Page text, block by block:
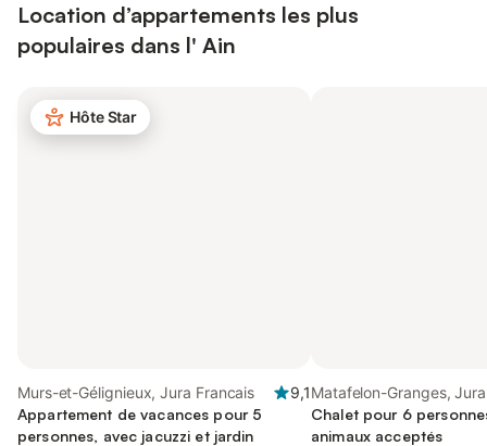
Location d’appartements les plus
populaires dans l' Ain
Hôte Star
Murs-et-Gélignieux, Jura Francais
9,1
Appartement de vacances pour 5
personnes, avec jacuzzi et jardin
Matafelon-Granges,
Chalet pour 6
animaux acceptés